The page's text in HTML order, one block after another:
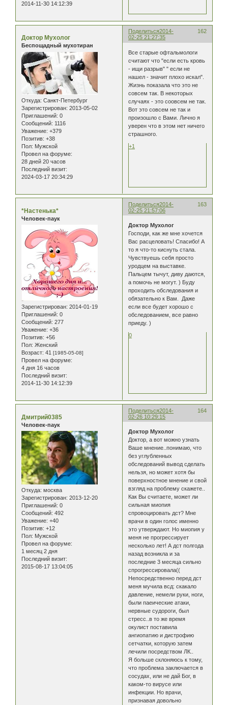
2014-11-30 14:12:39
Поделиться 162
2014-
02-25 21:27:35
Доктор Мухолог
Беспощадный мухотиран
Откуда: Санкт-Петербург
Зарегистрирован: 2013-05-02
Приглашений: 0
Сообщений: 1116
Уважение: +379
Позитив: +38
Пол: Мужской
Провел на форуме:
28 дней 20 часов
Последний визит:
2024-03-17 20:34:29
Все старые офтальмологи
считают что "если есть кровь
- ищи разрыв" " если не
нашел - значит плохо искал".
Жизнь показала что это не
совсем так. В некоторых
случаях - это соовсем не так.
Вот это совсем не так и
произошло с Вами. Лично я
уверен что в этом нет ничего
страшного.
+1
Поделиться 163
2014-
02-25 21:57:06
*Настенька*
Человек-паук
Зарегистрирован: 2014-01-19
Приглашений: 0
Сообщений: 277
Уважение: +36
Позитив: +56
Пол: Женский
Возраст: 41 [1985-05-08]
Провел на форуме:
4 дня 16 часов
Последний визит:
2014-11-30 14:12:39
Доктор Мухолог
Господи, как же мне хочется
Вас расцеловать! Спасибо! А
то я что-то киснуть стала.
Чувствуешь себя просто
уродцем на выставке.
Пальцем тычут, диву даются,
а помочь не могут. ) Буду
проходить обследования и
обязательно к Вам. Даже
если все будет хорошо с
обследованием, все равно
приеду. )
0
Поделиться 164
2014-
02-26 10:29:15
Дмитрий0385
Человек-паук
Откуда: москва
Зарегистрирован: 2013-12-20
Приглашений: 0
Сообщений: 492
Уважение: +40
Позитив: +12
Пол: Мужской
Провел на форуме:
1 месяц 2 дня
Последний визит:
2015-08-17 13:04:05
Доктор Мухолог
Доктор, а вот можно узнать
Ваше мнение..понимаю, что
без углубленных
обследований вывод сделать
нельзя, но может хотя бы
поверхностное мнение и свой
взгляд на проблему скажете..
Как Вы считаете, может ли
сильная миопия
спровоцировать дст? Мне
врачи в один голос именно
это утверждают. Но миопия у
меня не прогрессирует
несколько лет! А дст полгода
назад возникла и за
последние 3 месяца сильно
спрогрессировала((
Непосредственно перед дст
меня мучила всд: скакало
давление, немели руки, ноги,
были паеические атаки,
нервные судороги, был
стресс..в то же время
окулист поставила
ангиопатию и дистрофию
сетчатки, которую затем
лечили посредством ЛК..
Я больше склоняюсь к тому,
что проблема заключается в
сосудах, или не дай Бог, в
каком-то вирусе или
инфекции. Но врачи,
признавая довольно